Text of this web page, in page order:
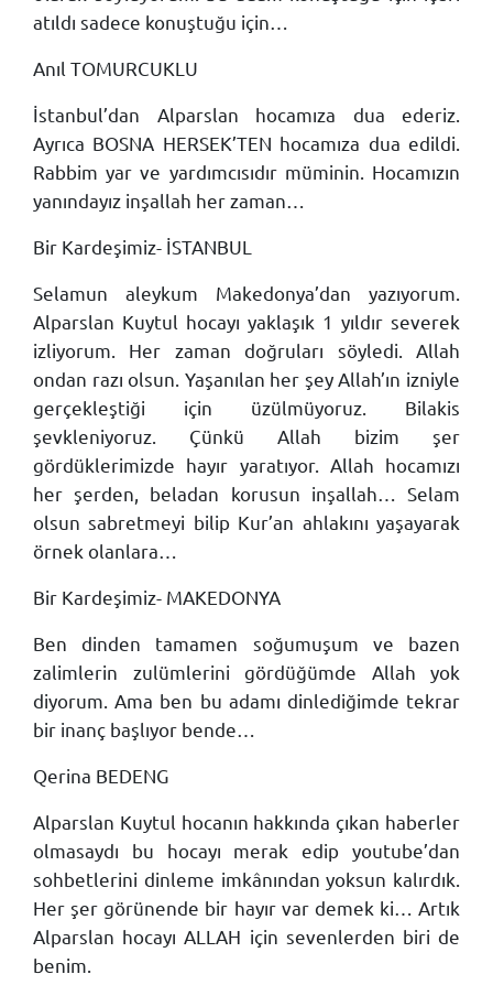
atıldı sadece konuştuğu için…
Anıl TOMURCUKLU
İstanbul’dan Alparslan hocamıza dua ederiz.
Ayrıca BOSNA HERSEK’TEN hocamıza dua edildi.
Rabbim yar ve yardımcısıdır müminin. Hocamızın
yanındayız inşallah her zaman…
Bir Kardeşimiz- İSTANBUL
Selamun aleykum Makedonya’dan yazıyorum.
Alparslan Kuytul hocayı yaklaşık 1 yıldır severek
izliyorum. Her zaman doğruları söyledi. Allah
ondan razı olsun. Yaşanılan her şey Allah’ın izniyle
gerçekleştiği için üzülmüyoruz. Bilakis
şevkleniyoruz. Çünkü Allah bizim şer
gördüklerimizde hayır yaratıyor. Allah hocamızı
her şerden, beladan korusun inşallah… Selam
olsun sabretmeyi bilip Kur’an ahlakını yaşayarak
örnek olanlara…
Bir Kardeşimiz- MAKEDONYA
Ben dinden tamamen soğumuşum ve bazen
zalimlerin zulümlerini gördüğümde Allah yok
diyorum. Ama ben bu adamı dinlediğimde tekrar
bir inanç başlıyor bende…
Qerina BEDENG
Alparslan Kuytul hocanın hakkında çıkan haberler
olmasaydı bu hocayı merak edip youtube’dan
sohbetlerini dinleme imkânından yoksun kalırdık.
Her şer görünende bir hayır var demek ki… Artık
Alparslan hocayı ALLAH için sevenlerden biri de
benim.